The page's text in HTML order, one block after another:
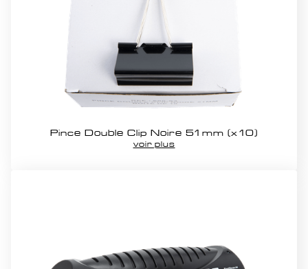
Pince Double Clip Noire 51mm (x10)
voir plus